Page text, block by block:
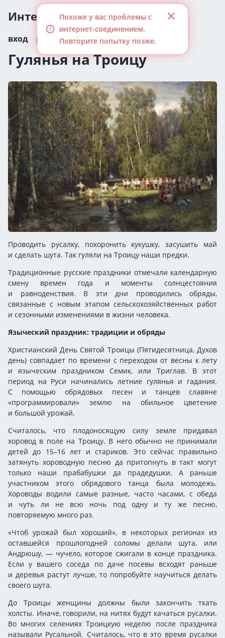
Интересные статьи
вход регистрация
Гулянья на Троицу
Проводить русалку, похоронить кукушку, засушить май
и сделать шута. Так гуляли на Троицу наши предки.
Традиционные русские праздники отмечали календарную
смену времен года и моменты солнцестояния
и равноденствия. В эти дни проводились обряды,
связанные с новым этапом сельскохозяйственных работ
и сезонными изменениями в жизни человека.
Языческий праздник: традиции и обряды
Христианский День Святой Троицы (Пятидесятница, Духов
день) совпадает по времени с переходом от весны к лету
и языческим праздником Семик, или Триглав. В этот
период на Руси начинались летние гулянья и гадания.
С помощью обрядовых песен и танцев славяне
«программировали» землю на обильное цветение
и большой урожай.
Считалось, что плодоносящую силу земле придавал
хоровод в поле на Троицу. В него обычно не принимали
детей до 15–16 лет и стариков. Это сейчас правильно
затянуть хороводную песню да притопнуть в такт могут
только наши прабабушки да прадедушки. А раньше
участником этого обрядового танца была молодежь.
Хороводы водили самые разные, часто часами, с обеда
и чуть ли не всю ночь под одну и ту же песню,
повторяемую много раз.
«Чтоб урожай был хороший», в некоторых регионах из
оставшейся прошлогодней соломы делали шута, или
Андрюшу, — чучело, которое сжигали в конце праздника.
Если у вашего соседа по даче посевы всходят раньше
и деревья растут лучше, то попробуйте научиться делать
своего шута.
До Троицы женщины должны были закончить ткать
холсты. Иначе, говорили, на нитях будут качаться русалки.
Во многих селениях Троицкую неделю после праздника
называли Русальной. Считалось, что в это время русалки
Похоже у вас проблемы с
интернет-соединением.
Повторите попытку позже.